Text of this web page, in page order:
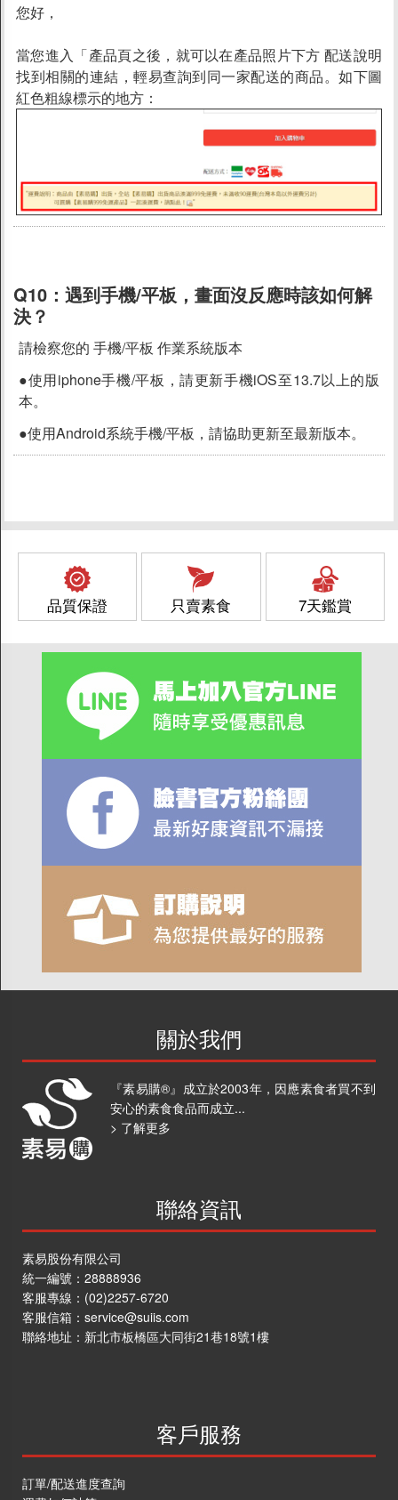
您好，
當您進入「產品頁之後，就可以在產品照片下方 配送說明
找到相關的連結，輕易查詢到同一家配送的商品。如下圖
紅色粗線標示的地方：
Q10： 遇到手機/平板，畫面沒反應時該如何解
決？
請檢察您的 手機/平板 作業系統版本
●使用iphone手機/平板，請更新手機iOS至13.7以上的版
本。
●使用Android系統手機/平板，請協助更新至最新版本。
品質保證 只賣素食 7天鑑賞
關於我們
『素易購®』成立於2003年，因應素食者買不到
安心的素食食品而成立...
> 了解更多
聯絡資訊
素易股份有限公司
統一編號：28888936
客服專線： (02)2257-6720
客服信箱： service@suiis.com
聯絡地址： 新北市板橋區大同街21巷18號1樓
客戶服務
訂單/配送進度查詢